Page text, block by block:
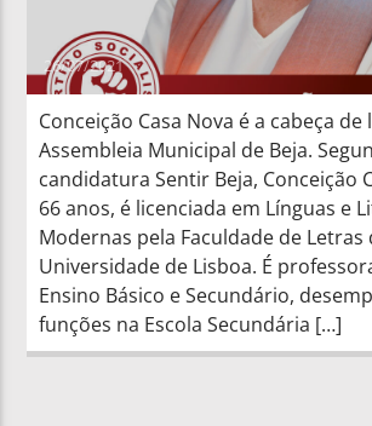
26/07/2021
Conceição Casa Nova é a cabeça de
Assembleia Municipal de Beja.
candidatura Sentir Beja, Conceição
66 anos, é licenciada em Línguas e
Modernas pela Faculdade de Letras
Universidade de Lisboa. É
Ensino Básico e Secundário,
funções na Escola Secundária […]